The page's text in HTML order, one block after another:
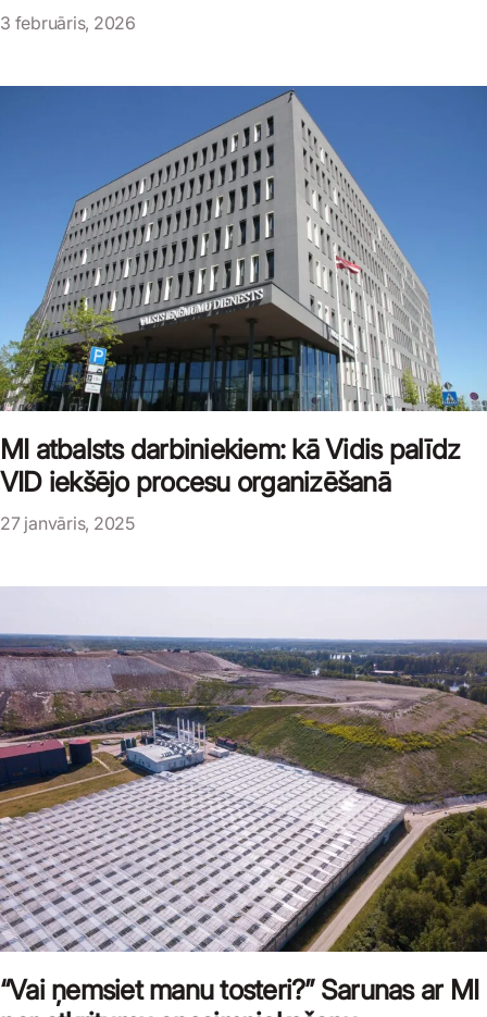
3 februāris, 2026
MI atbalsts darbiniekiem: kā Vidis palīdz
VID iekšējo procesu organizēšanā
27 janvāris, 2025
“Vai ņemsiet manu tosteri?” Sarunas ar MI